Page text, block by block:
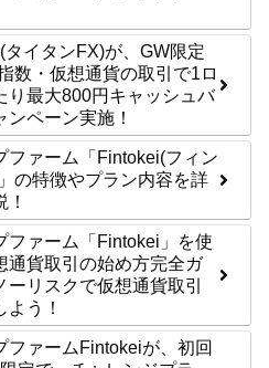
タイタンFX)が、GW限定
数・仮想通貨の取引で1ロ
り最大800円キャッシュバ
ンペーン実施！
ファーム「Fintokei(フィン
の特徴やプラン内容を詳
！
ファーム「Fintokei」を使
通貨取引の始め方完全ガ
ーリスクで仮想通貨取引
よう！
ファームFintokeiが、初回